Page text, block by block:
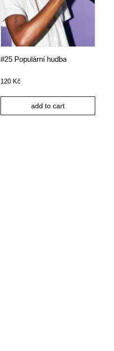
#25 Populární hudba
120 Kč
add to cart